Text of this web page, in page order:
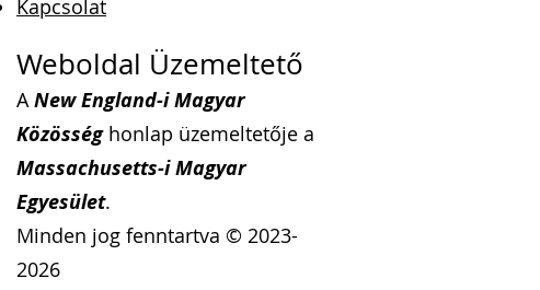
Kapcsolat
Weboldal Üzemeltető
ANew England-i Magyar
Közösséghonlap üzemeltetője a
Massachusetts-i Magyar
Egyesület.
Minden jog fenntartva © 2023-
2026